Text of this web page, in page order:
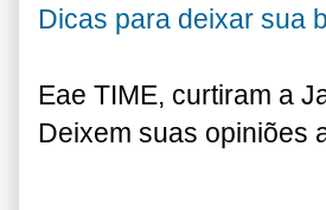
Dicas para deixar sua
Eae TIME, curtiram a
Deixem suas opiniões